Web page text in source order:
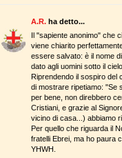
A.R. ha detto...
Il "sapiente anonimo" che
viene chiarito
essere salvato: è il nome
dato agli uomini sotto il
Riprendendo il sospiro del
di mostrare ripetiamo: "Se
per bene, non direbbero
Cristiani, e grazie al
vicino di casa...) abbiamo
Per quello che riguarda il
fratelli Ebrei, ma ho paura
YHWH.